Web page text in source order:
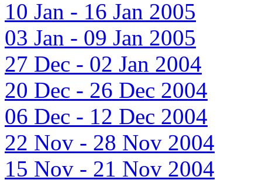
10 Jan - 16 Jan 2005
03 Jan - 09 Jan 2005
27 Dec - 02 Jan 2004
20 Dec - 26 Dec 2004
06 Dec - 12 Dec 2004
22 Nov - 28 Nov 2004
15 Nov - 21 Nov 2004